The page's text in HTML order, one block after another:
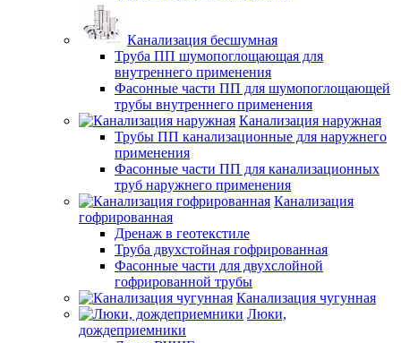
Канализация бесшумная
Труба ПП шумопоглощающая для
внутреннего применения
Фасонные части ПП для шумопоглощающей
трубы внутреннего применения
Канализация наружная
Трубы ПП канализационные для наружнего
применения
Фасонные части ПП для канализационных
труб наружнего применения
Канализация
гофрированная
Дренаж в геотекстиле
Труба двухстойная гофрированная
Фасонные части для двухслойной
гофрированной трубы
Канализация чугунная
Люки,
дождеприемники